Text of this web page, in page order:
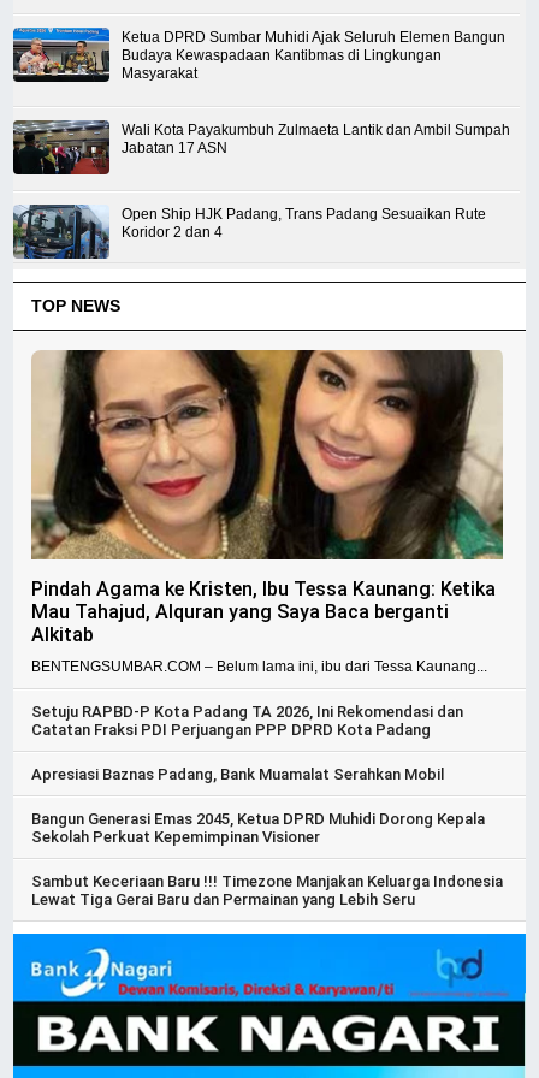
Ketua DPRD Sumbar Muhidi Ajak Seluruh Elemen Bangun
Budaya Kewaspadaan Kantibmas di Lingkungan
Masyarakat
Wali Kota Payakumbuh Zulmaeta Lantik dan Ambil Sumpah
Jabatan 17 ASN
Open Ship HJK Padang, Trans Padang Sesuaikan Rute
Koridor 2 dan 4
TOP NEWS
Pindah Agama ke Kristen, Ibu Tessa Kaunang: Ketika
Mau Tahajud, Alquran yang Saya Baca berganti
Alkitab
BENTENGSUMBAR.COM – Belum lama ini, ibu dari Tessa Kaunang...
Setuju RAPBD-P Kota Padang TA 2026, Ini Rekomendasi dan
Catatan Fraksi PDI Perjuangan PPP DPRD Kota Padang
Apresiasi Baznas Padang, Bank Muamalat Serahkan Mobil
Bangun Generasi Emas 2045, Ketua DPRD Muhidi Dorong Kepala
Sekolah Perkuat Kepemimpinan Visioner
Sambut Keceriaan Baru !!! Timezone Manjakan Keluarga Indonesia
Lewat Tiga Gerai Baru dan Permainan yang Lebih Seru